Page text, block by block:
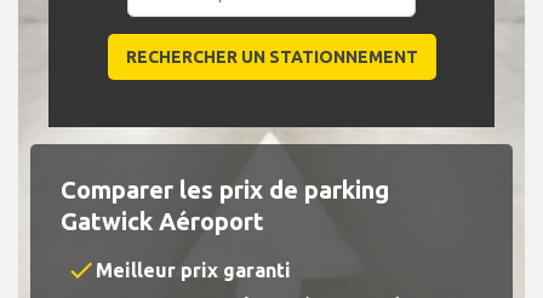
Comparer les prix de parking
Gatwick Aéroport
check Meilleur prix garanti